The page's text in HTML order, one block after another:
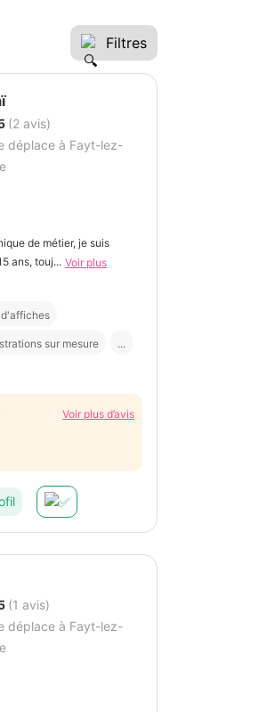
Filtres
(2 avis)
déplace à Fayt-lez-
de métier, je suis
ans, touj... Voir plus
sur mesure ...
Voir plus d’avis
(1 avis)
déplace à Fayt-lez-